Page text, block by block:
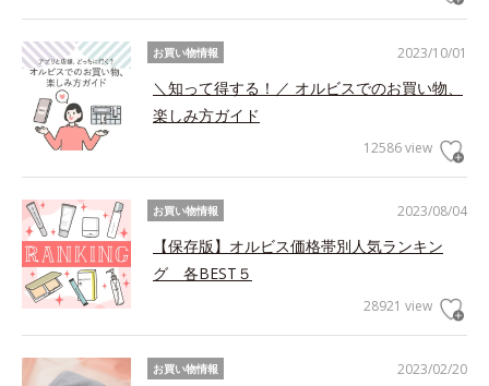
2023/10/01
お買い物情報
＼知って得する！／ オルビスでのお買い物、
楽しみ方ガイド
12586 view
2023/08/04
お買い物情報
【保存版】オルビス価格帯別人気ランキン
グ 各BEST５
28921 view
2023/02/20
お買い物情報